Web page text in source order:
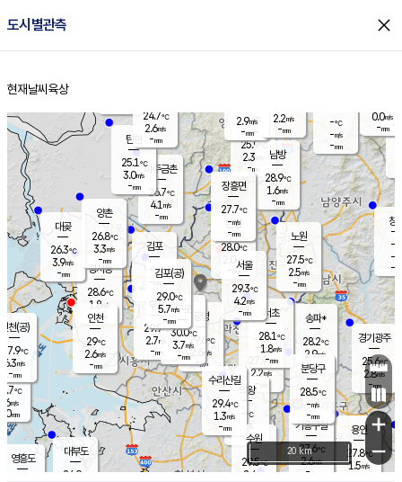
도시별관측 close
홈
현재날씨 육상
의도
℃
m/s
mm
영흥도
양주
25.9℃
2.3
-mm
과천
27.9℃
2.2m/s
- mm
용인
27.8℃
1.5m/s
경기광주
25.6℃
2.8m/s
-mm
대부도
24.0
경서동
28.6℃
1.8 m/s
-mm
파주금촌
26.7℃
4.1 m/s
-mm
-℃
-m/s
-mm
대곶
26.3℃
3.9m/s
-mm
창
-
-m/
-
탄현
25.1℃
3.0m/s
-mm
0.0m/s
-mm
의왕
- ℃
m/s
mm
김포
- ℃
-m/s
mm
광명
29.6 ℃
2.6 m/s
-mm
부천
29.9℃
2.7m/s
-mm
양촌
26.8℃
3.3m/s
-mm
구로
30.0℃
3.7m/s
-mm
은평
28.0℃
2.0 m/s
- mm
노원
27.5℃
2.5m/s
-mm
송파*
28.2℃
2.9m/s
-mm
서초
28.1℃
1.8m/s
-mm
남방
28.9℃
1.6m/s
-mm
기흥구갈
27.6℃
2.6m/s
-
수리산길
29.4℃
1.3m/s
-mm
분당구
28.5℃
-m/s
-mm
장흥면
27.7℃
-m/s
-mm
2.9m/s
-mm
인천(공)
27.9℃
6.3m/s
-mm
김포(공)
29.0℃
5.7m/s
-mm
수원
29.5℃
2.4 m/s
인천
29℃
2.6m/s
-mm
서울
29.3℃
4.2m/s
-mm
24.7℃
2.6m/s
-mm
2.2m/s
-mm
+
−
20 km